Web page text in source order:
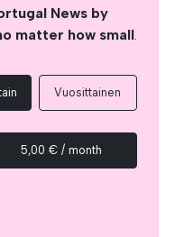
News by
matter how small.
Vuosittainen
5,00 € / month